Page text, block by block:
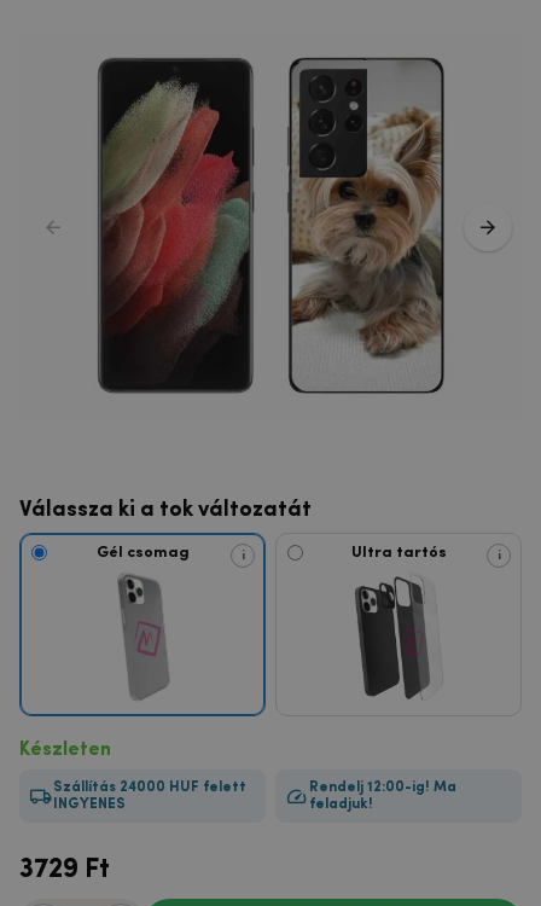
Válassza ki a tok változatát
Gél csomag i Ultra tartós i
Készleten
Szállítás 24000 HUF felett
INGYENES
Rendelj 12:00-ig! Ma
feladjuk!
3729 Ft